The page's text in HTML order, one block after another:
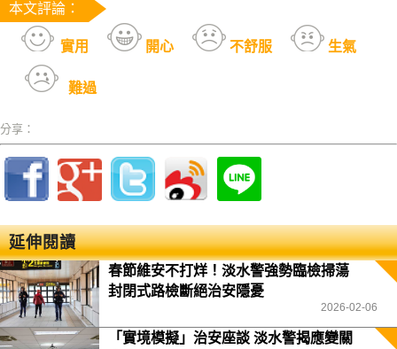
本文評論：
實用 開心 不舒服 生氣
難過
分享：
延伸閱讀
春節維安不打烊！淡水警強勢臨檢掃蕩
封閉式路檢斷絕治安隱憂
2026-02-06
「實境模擬」治安座談 淡水警揭應變關